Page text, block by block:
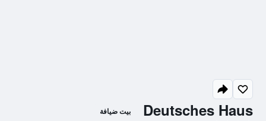
Deutsches Haus بيت ضيافة